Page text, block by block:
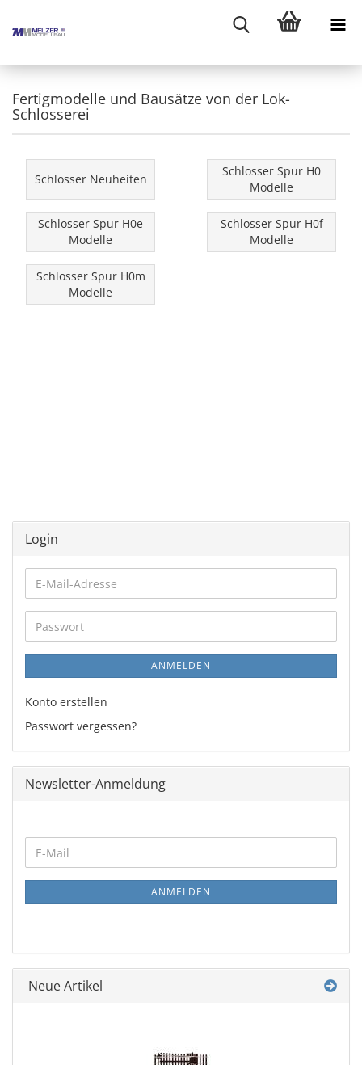
Fertigmodelle und Bausätze von der Lok-
Schlosserei
Schlosser Neuheiten
Schlosser Spur H0
Modelle
Schlosser Spur H0e
Modelle
Schlosser Spur H0f
Modelle
Schlosser Spur H0m
Modelle
Login
E-
Mail-
Adresse
Passwort
ANMELDEN
Konto erstellen
Passwort vergessen?
Newsletter-Anmeldung
ZUR
NEWSLETTER-
E-
Mail
ANMELDEN
Neue Artikel